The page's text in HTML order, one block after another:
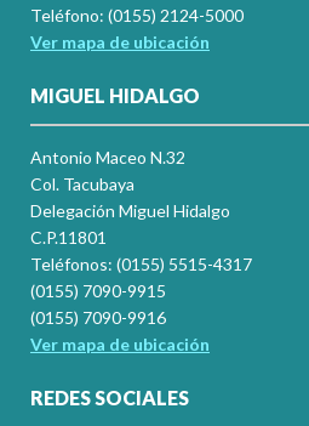
Teléfono: (0155) 2124-5000
Ver mapa de ubicación
MIGUEL HIDALGO
Antonio Maceo N.32
Col. Tacubaya
Delegación Miguel Hidalgo
C.P.11801
Teléfonos: (0155) 5515-4317
(0155) 7090-9915
(0155) 7090-9916
Ver mapa de ubicación
REDES SOCIALES